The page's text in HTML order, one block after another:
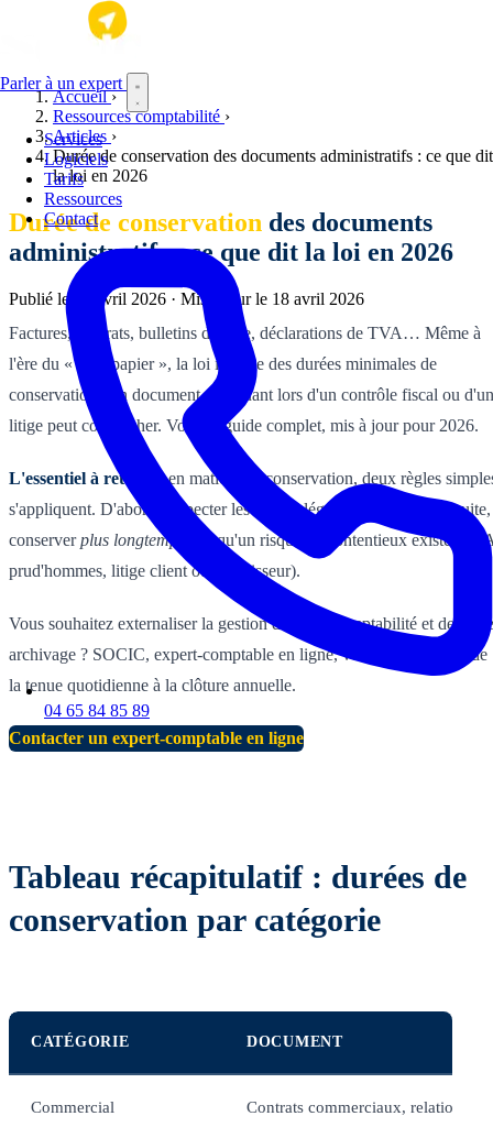
Aller au contenu principal
Parler à un expert
Services
Logiciels
Tarifs
Ressources
Contact
04 65 84 85 89
Accueil›
Ressources comptabilité ›
Articles ›
Durée de conservation des documents administratifs : ce que dit
la loi en 2026
Durée de conservation des documents
administratifs : ce que dit la loi en 2026
Publié le 16 avril 2026 · Mis à jour le 18 avril 2026
Factures, contrats, bulletins de paie, déclarations de TVA… Même à
l'ère du « zéro papier », la loi impose des durées minimales de
conservation. Un document manquant lors d'un contrôle fiscal ou d'un
litige peut coûter cher. Voici le guide complet, mis à jour pour 2026.
L'essentiel à retenir :en matière de conservation, deux règles
s'appliquent. D'abord, respecter les durées légales minimales. Ensuite,
conserverplus longtemps
dès qu'un risque de contentieux existe
prud'hommes, litige client ou fournisseur).
Vous souhaitez externaliser la gestion de votre comptabilité et de votre
archivage ? SOCIC, expert-comptable en ligne, vous accompagne de
la tenue quotidienne à la clôture annuelle.
Contacter un expert-comptable en ligne
Tableau récapitulatif : durées de
conservation par catégorie
CATÉGORIE DOCUMENT
Commercial Contrats commerciaux, relations